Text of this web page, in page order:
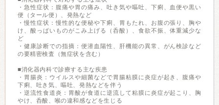
・急性症状：腹痛や胃の痛み、吐き気や嘔吐、下痢、血便や黒い
便（タール便）、発熱など
・慢性症状：慢性的な便秘や下痢、胃もたれ、お腹の張り、胸や
け、酸っぱいものがこみ上げる（呑酸）、食欲不振、体重減少な
ど
・健康診断での指摘：便潜血陽性、肝機能の異常、がん検診など
の要精密検査（無症状を含む）
■消化器内科で診療する主な疾患
・胃腸炎：ウイルスや細菌などで胃腸粘膜に炎症が起き、腹痛や
下痢、吐き気、嘔吐、発熱などを伴う
・逆流性食道炎：胃酸が食道に逆流して粘膜に炎症が起こり、胸
やけ、呑酸、喉の違和感などを生じる